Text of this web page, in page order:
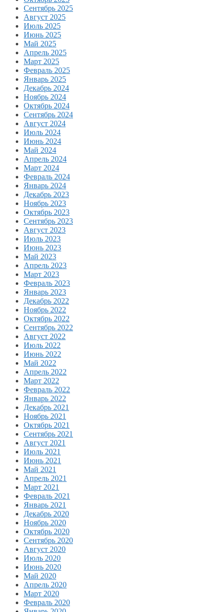
Сентябрь 2025
Август 2025
Июль 2025
Июнь 2025
Май 2025
Апрель 2025
Март 2025
Февраль 2025
Январь 2025
Декабрь 2024
Ноябрь 2024
Октябрь 2024
Сентябрь 2024
Август 2024
Июль 2024
Июнь 2024
Май 2024
Апрель 2024
Март 2024
Февраль 2024
Январь 2024
Декабрь 2023
Ноябрь 2023
Октябрь 2023
Сентябрь 2023
Август 2023
Июль 2023
Июнь 2023
Май 2023
Апрель 2023
Март 2023
Февраль 2023
Январь 2023
Декабрь 2022
Ноябрь 2022
Октябрь 2022
Сентябрь 2022
Август 2022
Июль 2022
Июнь 2022
Май 2022
Апрель 2022
Март 2022
Февраль 2022
Январь 2022
Декабрь 2021
Ноябрь 2021
Октябрь 2021
Сентябрь 2021
Август 2021
Июль 2021
Июнь 2021
Май 2021
Апрель 2021
Март 2021
Февраль 2021
Январь 2021
Декабрь 2020
Ноябрь 2020
Октябрь 2020
Сентябрь 2020
Август 2020
Июль 2020
Июнь 2020
Май 2020
Апрель 2020
Март 2020
Февраль 2020